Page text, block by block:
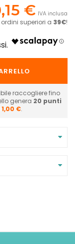
€ IVA inclusa
ordini superiori a 39€!
raccogliere fino
genera 20 punti
1,00 €.